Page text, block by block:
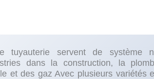
tuyauterie servent de système
dans la construction, la
et des gaz Avec plusieurs variétés